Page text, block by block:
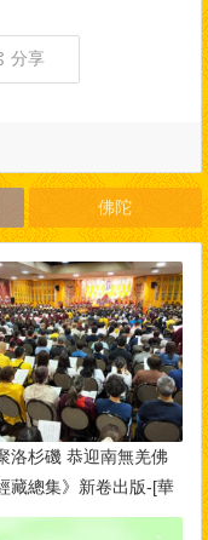
分享
佛陀
洛杉磯 恭迎南無羌佛
藏總集》新卷出版-[華
]